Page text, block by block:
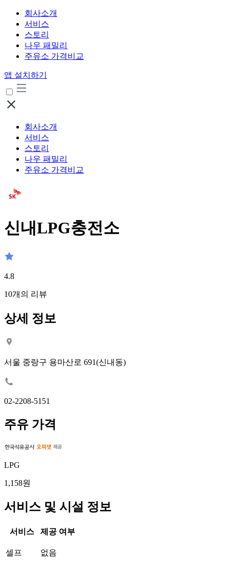
회사소개
서비스
스토리
나우 패밀리
주유소 가격비교
앱 설치하기
회사소개
서비스
스토리
나우 패밀리
주유소 가격비교
신내LPG충전소
4.8
10개의 리뷰
상세 정보
서울 중랑구 용마산로 691(신내동)
02-2208-5151
주유 가격
LPG
1,158원
서비스 및 시설 정보
서비스 제공 여부
셀프 없음